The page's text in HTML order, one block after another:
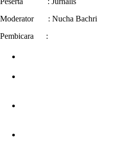
Moderator : Nucha Bachri
Pembicara :